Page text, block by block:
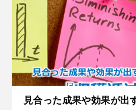
見合った成果や効果が出